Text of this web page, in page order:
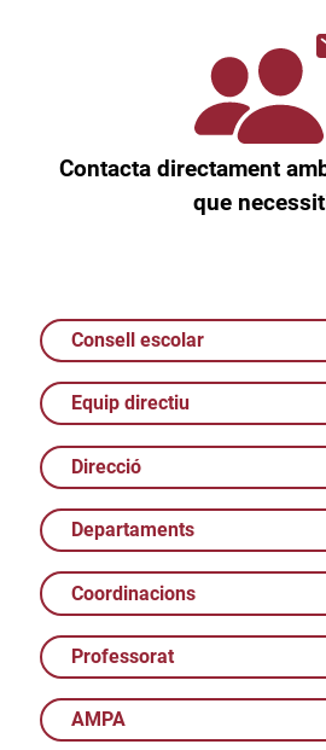
Contacta directament
que
Consell escolar
Equip directiu
Direcció
Departaments
Coordinacions
Professorat
AMPA